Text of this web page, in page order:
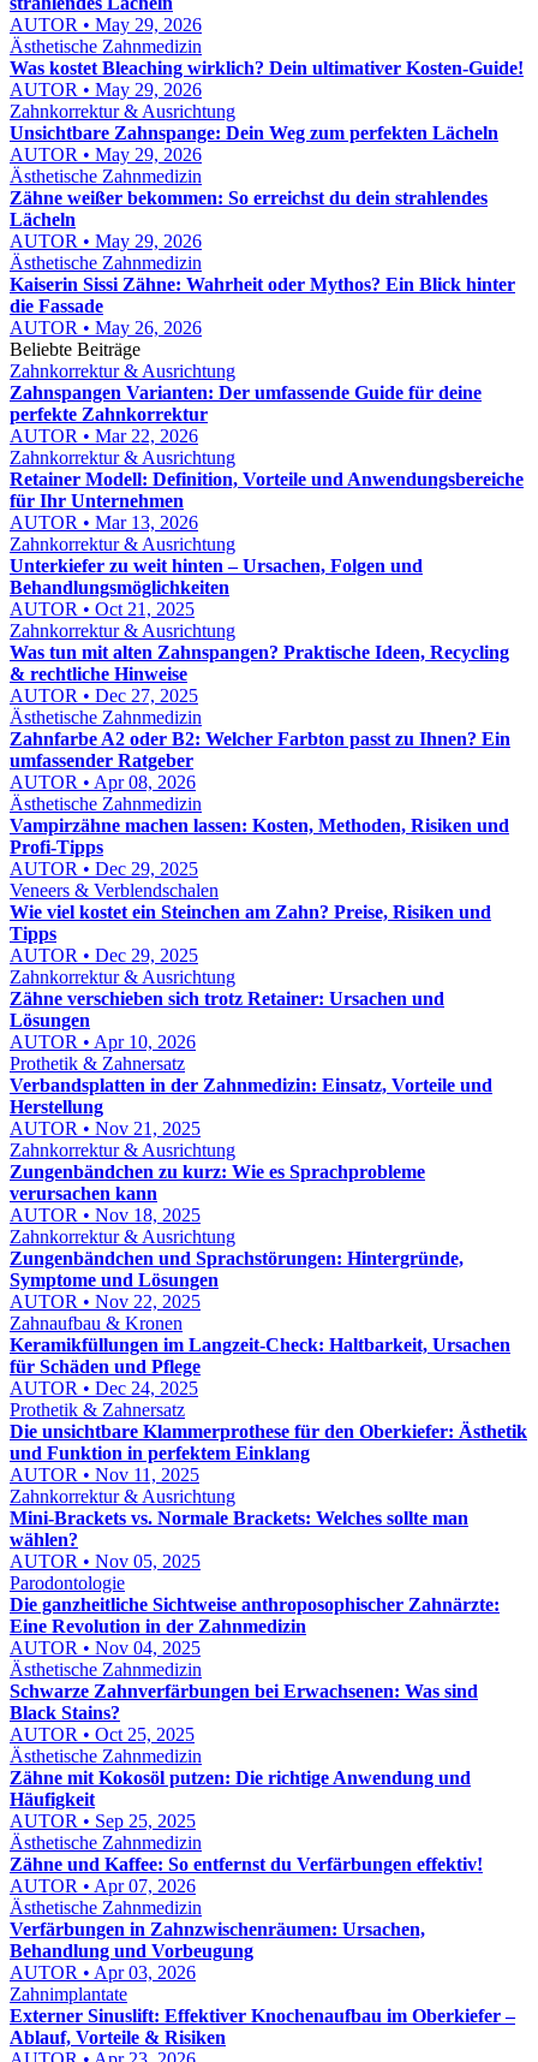
AUTOR • May 29, 2026
Ästhetische Zahnmedizin
Was kostet Bleaching wirklich? Dein ultimativer Kosten-Guide!
AUTOR • May 29, 2026
Zahnkorrektur & Ausrichtung
Unsichtbare Zahnspange: Dein Weg zum perfekten Lächeln
AUTOR • May 29, 2026
Ästhetische Zahnmedizin
Zähne weißer bekommen: So erreichst du dein strahlendes
Lächeln
AUTOR • May 29, 2026
Ästhetische Zahnmedizin
Kaiserin Sissi Zähne: Wahrheit oder Mythos? Ein Blick hinter
die Fassade
AUTOR • May 26, 2026
Beliebte Beiträge
Zahnkorrektur & Ausrichtung
Zahnspangen Varianten: Der umfassende Guide für deine
perfekte Zahnkorrektur
AUTOR • Mar 22, 2026
Zahnkorrektur & Ausrichtung
Retainer Modell: Definition, Vorteile und Anwendungsbereiche
für Ihr Unternehmen
AUTOR • Mar 13, 2026
Zahnkorrektur & Ausrichtung
Unterkiefer zu weit hinten – Ursachen, Folgen und
Behandlungsmöglichkeiten
AUTOR • Oct 21, 2025
Zahnkorrektur & Ausrichtung
Was tun mit alten Zahnspangen? Praktische Ideen, Recycling
& rechtliche Hinweise
AUTOR • Dec 27, 2025
Ästhetische Zahnmedizin
Zahnfarbe A2 oder B2: Welcher Farbton passt zu Ihnen? Ein
umfassender Ratgeber
AUTOR • Apr 08, 2026
Ästhetische Zahnmedizin
Vampirzähne machen lassen: Kosten, Methoden, Risiken und
Profi-Tipps
AUTOR • Dec 29, 2025
Veneers & Verblendschalen
Wie viel kostet ein Steinchen am Zahn? Preise, Risiken und
Tipps
AUTOR • Dec 29, 2025
Zahnkorrektur & Ausrichtung
Zähne verschieben sich trotz Retainer: Ursachen und
Lösungen
AUTOR • Apr 10, 2026
Prothetik & Zahnersatz
Verbandsplatten in der Zahnmedizin: Einsatz, Vorteile und
Herstellung
AUTOR • Nov 21, 2025
Zahnkorrektur & Ausrichtung
Zungenbändchen zu kurz: Wie es Sprachprobleme
verursachen kann
AUTOR • Nov 18, 2025
Zahnkorrektur & Ausrichtung
Zungenbändchen und Sprachstörungen: Hintergründe,
Symptome und Lösungen
AUTOR • Nov 22, 2025
Zahnaufbau & Kronen
Keramikfüllungen im Langzeit-Check: Haltbarkeit, Ursachen
für Schäden und Pflege
AUTOR • Dec 24, 2025
Prothetik & Zahnersatz
Die unsichtbare Klammerprothese für den Oberkiefer: Ästhetik
und Funktion in perfektem Einklang
AUTOR • Nov 11, 2025
Zahnkorrektur & Ausrichtung
Mini-Brackets vs. Normale Brackets: Welches sollte man
wählen?
AUTOR • Nov 05, 2025
Parodontologie
Die ganzheitliche Sichtweise anthroposophischer Zahnärzte:
Eine Revolution in der Zahnmedizin
AUTOR • Nov 04, 2025
Ästhetische Zahnmedizin
Schwarze Zahnverfärbungen bei Erwachsenen: Was sind
Black Stains?
AUTOR • Oct 25, 2025
Ästhetische Zahnmedizin
Zähne mit Kokosöl putzen: Die richtige Anwendung und
Häufigkeit
AUTOR • Sep 25, 2025
Ästhetische Zahnmedizin
Zähne und Kaffee: So entfernst du Verfärbungen effektiv!
AUTOR • Apr 07, 2026
Ästhetische Zahnmedizin
Verfärbungen in Zahnzwischenräumen: Ursachen,
Behandlung und Vorbeugung
AUTOR • Apr 03, 2026
Zahnimplantate
Externer Sinuslift: Effektiver Knochenaufbau im Oberkiefer –
Ablauf, Vorteile & Risiken